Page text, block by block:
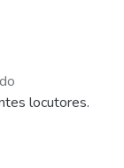
locutores.